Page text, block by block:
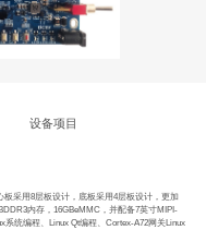
设备项目
采用8层板设计，底板采用4层板设计，更加
内存，16GBeMMC，并配备7英寸MIPI-
统编程、Linux Qt编程、Cortex-A72网关Linux